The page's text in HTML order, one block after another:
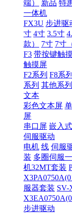
端）
新品 特
一体机
FX3U 步进驱
寸 4寸 3.5寸
款）
7寸 7寸
F3 带按键触
触摸屏
F2系列 F8系列
系列 其他系列
文本
彩色文本屏
屏
串口屏 嵌入
伺服驱动
电机 线 伺服
装 多圈伺服
机32MT套装
服器套装 SV-
步进驱动